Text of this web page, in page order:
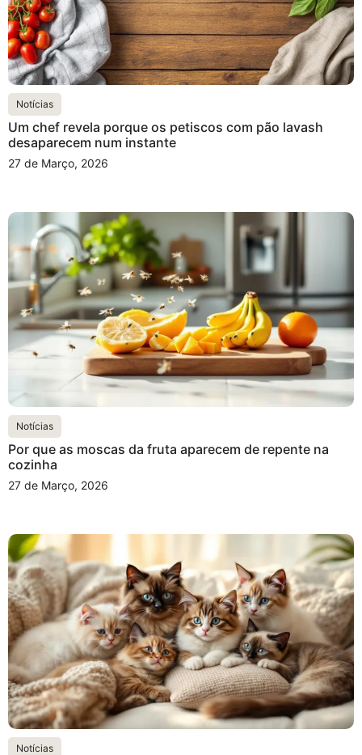
Notícias
Um chef revela porque os petiscos com pão lavash
desaparecem num instante
27 de Março, 2026
Notícias
Por que as moscas da fruta aparecem de repente na
cozinha
27 de Março, 2026
Notícias